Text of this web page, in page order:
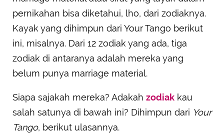
pernikahan bisa diketahui, lho, dari zodiaknya.
Kayak yang dihimpun dari Your Tango berikut
ini, misalnya. Dari 12 zodiak yang ada, tiga
zodiak di antaranya adalah mereka yang
belum punya marriage material.
Siapa sajakah mereka? Adakah zodiak kau
salah satunya di bawah ini? Dihimpun dari Your
Tango, berikut ulasannya.